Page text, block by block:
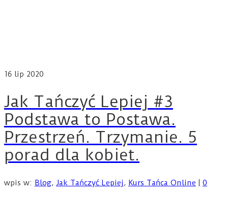
16 lip 2020
Jak Tańczyć Lepiej #3
Podstawa to Postawa.
Przestrzeń. Trzymanie. 5
porad dla kobiet.
wpis w: Blog, Jak Tańczyć Lepiej, Kurs Tańca Online 0